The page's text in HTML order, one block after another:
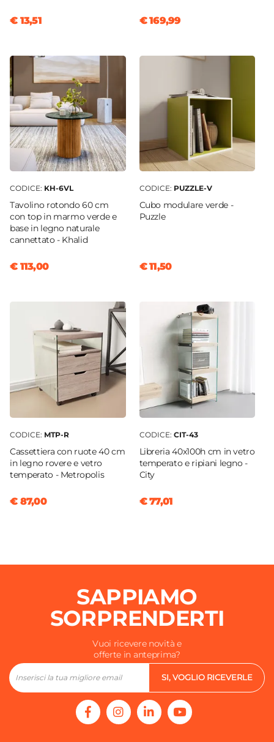
€ 13,51 € 169,99
CODICE: KH-6VL
Tavolino rotondo 60 cm
con top in marmo verde e
base in legno naturale
cannettato - Khalid
€ 113,00
CODICE: PUZZLE-V
Cubo modulare verde -
Puzzle
€ 11,50
CODICE: MTP-R
Cassettiera con ruote 40 cm
in legno rovere e vetro
temperato - Metropolis
€ 87,00
CODICE: CIT-43
Libreria 40x100h cm in vetro
temperato e ripiani legno -
City
€ 77,01
SAPPIAMO
SORPRENDERTI
Vuoi ricevere novità e
offerte in anteprima?
SI, VOGLIO RICEVERLE